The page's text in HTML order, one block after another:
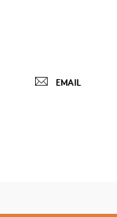
EMAIL